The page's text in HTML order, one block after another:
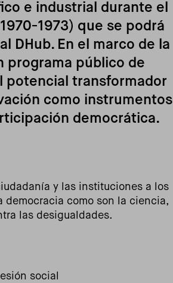
e industrial durante el
1973) que se podrá
DHub. En el marco de la
programa público de
potencial transformador
como instrumentos
democrática.
y las instituciones a los
democracia como son la ciencia,
las desigualdades.
social